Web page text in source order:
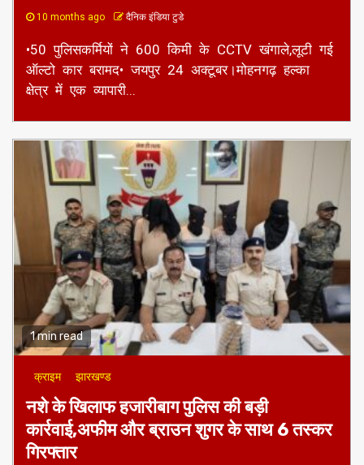
10 months ago दैनिक इंडिया टुडे
•50 पुलिसकर्मियों ने 600 किमी के CCTV खंगाले,लूटी गई
ऑल्टो कार बरामद• जयपुर 24 अक्टूबर।मोहनगढ़ हल्का
क्षेत्र में एक व्यापारी...
1 min read
क्राइम झारखण्ड
नशे के खिलाफ हजारीबाग पुलिस की बड़ी
कार्रवाई,अफीम और ब्राउन शुगर के साथ 6 तस्कर
गिरफ्तार ​